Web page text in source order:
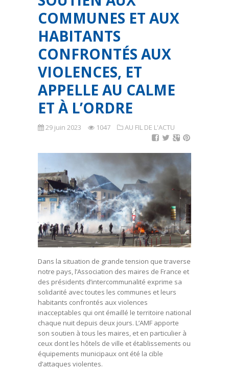
COMMUNES ET AUX
HABITANTS
CONFRONTÉS AUX
VIOLENCES, ET
APPELLE AU CALME
ET À L’ORDRE
29 juin 2023 1047 AU FIL DE L'ACTU
Dans la situation de grande tension que traverse
notre pays, l’Association des maires de France et
des présidents d’intercommunalité exprime sa
solidarité avec toutes les communes et leurs
habitants confrontés aux violences
inacceptables qui ont émaillé le territoire national
chaque nuit depuis deux jours. L’AMF apporte
son soutien à tous les maires, et en particulier à
ceux dont les hôtels de ville et établissements ou
équipements municipaux ont été la cible
d’attaques violentes.